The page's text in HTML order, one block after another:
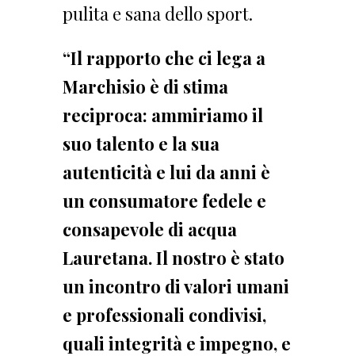
pulita e sana dello sport.
“Il rapporto che ci lega a
Marchisio è di stima
reciproca: ammiriamo il
suo talento e la sua
autenticità e lui da anni è
un consumatore fedele e
consapevole di acqua
Lauretana. Il nostro è stato
un incontro di valori umani
e professionali condivisi,
quali integrità e impegno, e